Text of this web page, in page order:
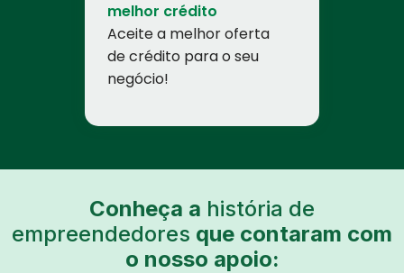
melhor crédito
Aceite a melhor oferta
de crédito para o seu
negócio!
Conheça a história de
empreendedores que contaram com
o nosso apoio: